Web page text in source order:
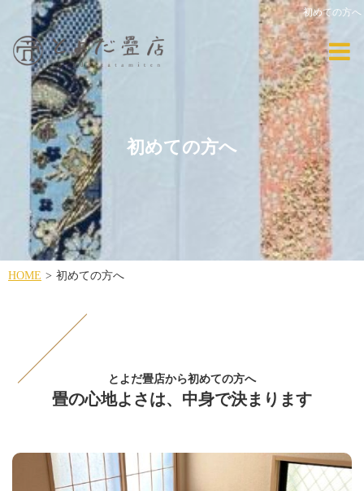
初めての方へ
初めての方へ
HOME 初めての方へ
とよだ畳店から初めての方へ
畳の心地よさは、中身で決まります